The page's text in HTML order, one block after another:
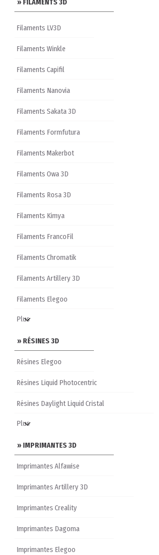
» FILAMENTS 3D
Filaments LV3D
Filaments Winkle
Filaments Capifil
Filaments Nanovia
Filaments Sakata 3D
Filaments Formfutura
Filaments Makerbot
Filaments Owa 3D
Filaments Rosa 3D
Filaments Kimya
Filaments FrancoFil
Filaments Chromatik
Filaments Artillery 3D
Filaments Elegoo
» RÉSINES 3D
Résines Elegoo
Résines Liquid Photocentric
Résines Daylight Liquid Cristal
» IMPRIMANTES 3D
Imprimantes Alfawise
Imprimantes Artillery 3D
Imprimantes Creality
Imprimantes Dagoma
Imprimantes Elegoo